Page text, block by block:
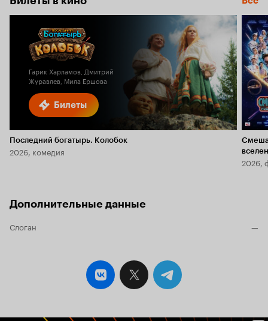
Билеты
Гарик Харламов, Дмитрий
Журавлев, Мила Ершова
Последний богатырь. Колобок
2026, комедия
2026,
Дополнительные данные
Слоган —